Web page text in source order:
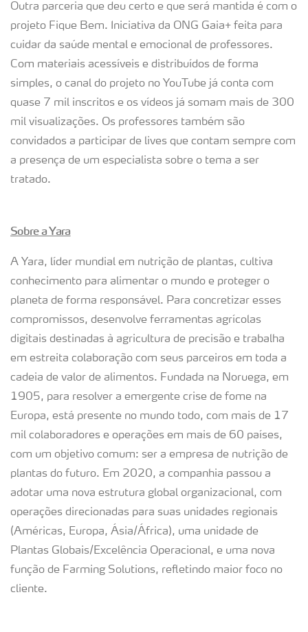
Outra parceria que deu certo e que será mantida é com o
projeto Fique Bem. Iniciativa da ONG Gaia+ feita para
cuidar da saúde mental e emocional de professores.
Com materiais acessíveis e distribuídos de forma
simples, o canal do projeto no YouTube já conta com
quase 7 mil inscritos e os vídeos já somam mais de 300
mil visualizações. Os professores também são
convidados a participar de lives que contam sempre com
a presença de um especialista sobre o tema a ser
tratado.
Sobre a Yara
A Yara, líder mundial em nutrição de plantas, cultiva
conhecimento para alimentar o mundo e proteger o
planeta de forma responsável. Para concretizar esses
compromissos, desenvolve ferramentas agrícolas
digitais destinadas à agricultura de precisão e trabalha
em estreita colaboração com seus parceiros em toda a
cadeia de valor de alimentos. Fundada na Noruega, em
1905, para resolver a emergente crise de fome na
Europa, está presente no mundo todo, com mais de 17
mil colaboradores e operações em mais de 60 países,
com um objetivo comum: ser a empresa de nutrição de
plantas do futuro. Em 2020, a companhia passou a
adotar uma nova estrutura global organizacional, com
operações direcionadas para suas unidades regionais
(Américas, Europa, Ásia/África), uma unidade de
Plantas Globais/Excelência Operacional, e uma nova
função de Farming Solutions, refletindo maior foco no
cliente.